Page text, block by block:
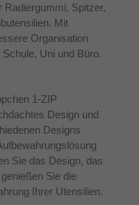
Radiergummi, Spitzer,
Mit
Organisation
Uni und Büro.
1-ZIP
Design und
Designs
Sie das Design, das
Sie die
Ihrer Utensilien.